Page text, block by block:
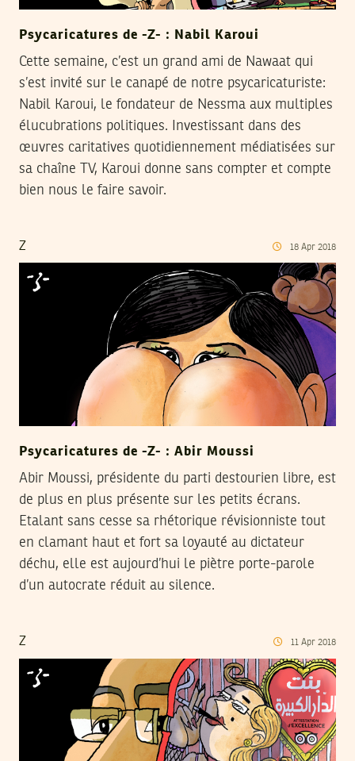
Psycaricatures de -Z- : Nabil Karoui
Cette semaine, c’est un grand ami de Nawaat qui
s’est invité sur le canapé de notre psycaricaturiste:
Nabil Karoui, le fondateur de Nessma aux multiples
élucubrations politiques. Investissant dans des
œuvres caritatives quotidiennement médiatisées sur
sa chaîne TV, Karoui donne sans compter et compte
bien nous le faire savoir.
Z 18 Apr 2018
Psycaricatures de -Z- : Abir Moussi
Abir Moussi, présidente du parti destourien libre, est
de plus en plus présente sur les petits écrans.
Etalant sans cesse sa rhétorique révisionniste tout
en clamant haut et fort sa loyauté au dictateur
déchu, elle est aujourd’hui le piètre porte-parole
d’un autocrate réduit au silence.
Z 11 Apr 2018